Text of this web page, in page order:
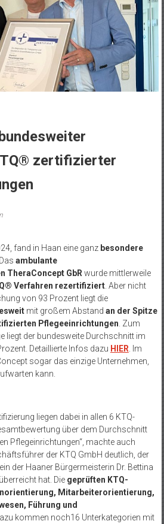
zertifizierter
fand in Haan eine ganz besondere
ambulante
TheraConcept GbR wurde mittlerweile
Verfahren rezertifiziert. Aber nicht
von 93 Prozent liegt die
mit großem Abstand an der Spitze
Pflegeeinrichtungen . Zum
liegt der bundesweite Durchschnitt im
Detaillierte Infos dazu HIER . Im
sogar das einzige Unternehmen,
kann.
liegen dabei in allen 6 KTQ-
über dem Durchschnitt
Pflegeinrichtungen“, machte auch
der KTQ GmbH deutlich, der
der Haaner Bürgermeisterin Dr. Bettina
hat. Die geprüften KTQ-
Mitarbeiterorientierung,
Führung und
kommen noch16 Unterkategorien mit